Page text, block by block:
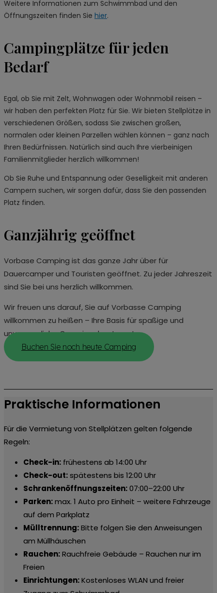
Weitere Informationen zum Schwimmbad und den
Öffnungszeiten finden Sie hier.
Campingplätze für jeden
Bedarf
Egal, ob Sie mit Zelt, Wohnwagen oder Wohnmobil reisen –
wir haben den perfekten Platz für Sie. Wir bieten Stellplätze in
verschiedenen Größen, sodass Sie zwischen großen,
normalen oder kleinen Parzellen wählen können – ganz nach
Ihren Bedürfnissen. Natürlich sind auch Ihre vierbeinigen
Familienmitglieder herzlich willkommen!
Ob Sie Ruhe und Entspannung oder Geselligkeit mit anderen
Campern suchen, wir sorgen dafür, dass Sie den passenden
Platz finden.
Ganzjährig geöffnet
Vorbase Camping ist das ganze Jahr über für
Dauercamper und Touristen geöffnet. Zu jeder Jahreszeit
sind Sie bei uns herzlich willkommen.
Wir freuen uns darauf, Sie auf Vorbasse Camping
willkommen zu heißen – Ihre Basis für spaßige und
unvergessliche Campingabenteuer!
Buchen Sie noch heute Camping
Praktische Informationen
Für die Vermietung von Stellplätzen gelten folgende
Regeln:
Check-in: frühestens ab 14:00 Uhr
Check-out:spätestens bis 12:00 Uhr
Schrankenöffnungszeiten:07:00–22:00 Uhr
Parken:max. 1 Auto pro Einheit – weitere Fahrzeuge
auf dem Parkplatz
Mülltrennung:Bitte folgen Sie den Anweisungen
am Müllhäuschen
Rauchen:Rauchfreie Gebäude – Rauchen nur im
Freien
Einrichtungen:Kostenloses WLAN und freier